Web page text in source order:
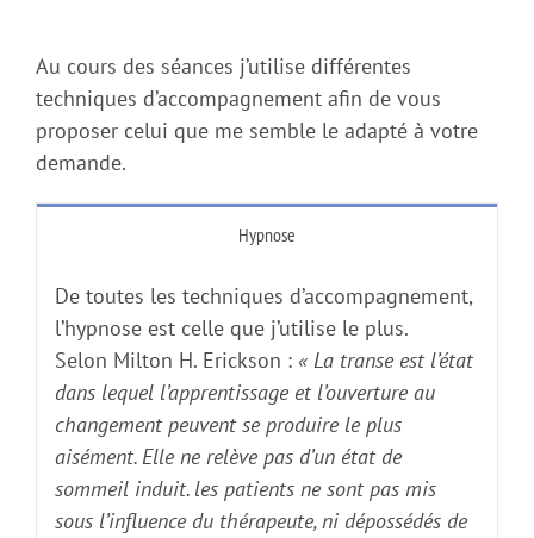
Au cours des séances j’utilise différentes
techniques d’accompagnement afin de vous
proposer celui que me semble le adapté à votre
demande.
Hypnose
De toutes les techniques d’accompagnement,
l’hypnose est celle que j’utilise le plus.
Selon Milton H. Erickson : « La transe est l’état
dans lequel l’apprentissage et l’ouverture au
changement peuvent se produire le plus
aisément. Elle ne relève pas d’un état de
sommeil induit. les patients ne sont pas mis
sous l’influence du thérapeute, ni dépossédés de